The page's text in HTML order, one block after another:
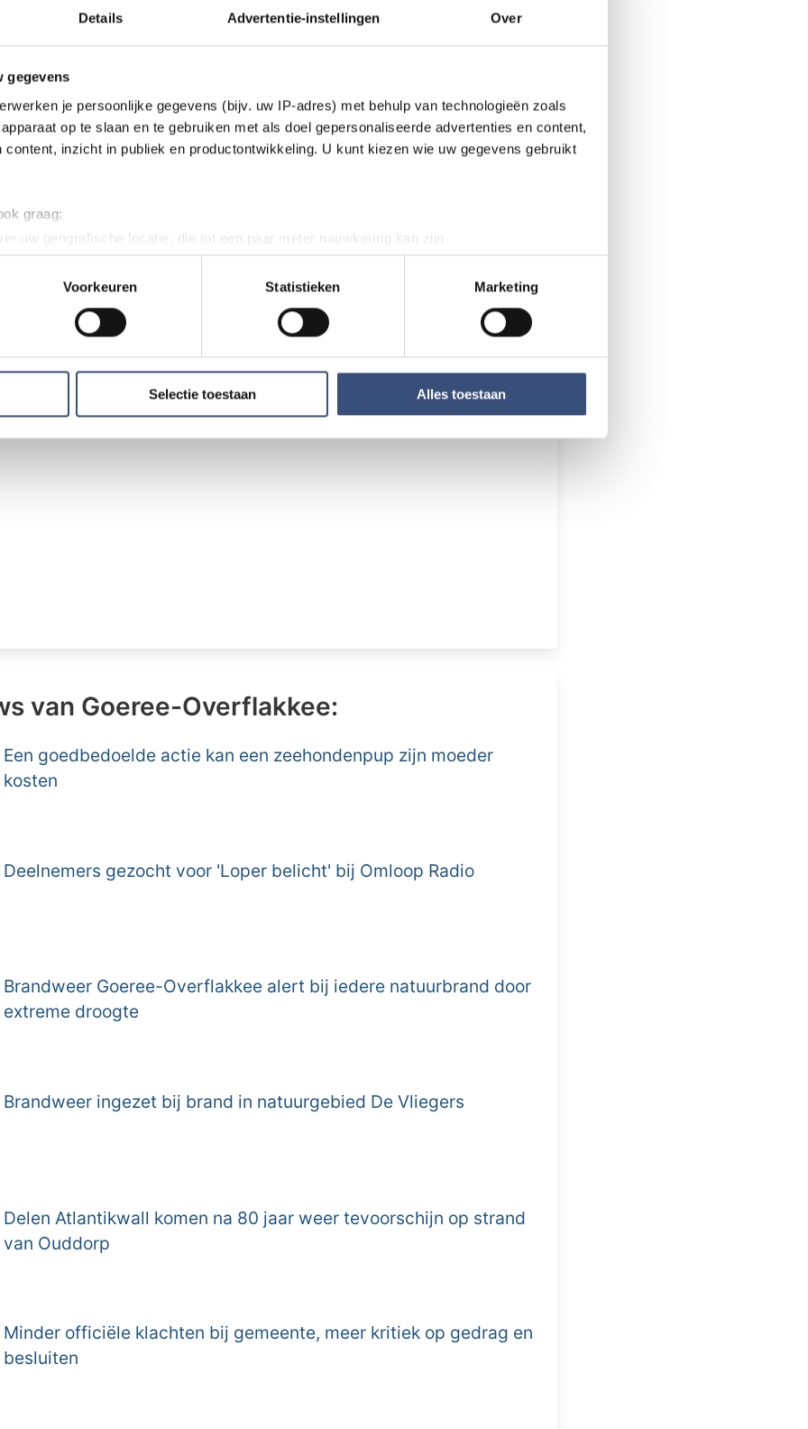
Details Advertentie-instellingen Over
gegevens
je persoonlijke gegevens (bijv. uw IP-adres) met behulp van technologieën zoals
op te slaan en te gebruiken met als doel gepersonaliseerde advertenties en content,
content, inzicht in publiek en productontwikkeling. U kunt kiezen wie uw gegevens gebruikt
graag:
uw geografische locatie, die tot een paar meter nauwkeurig kan zijn
door het actief te scannen op specifieke eigenschappen (fingerprinting)
gegevens worden verwerkt en stel uw voorkeuren in het
detailgedeeltein. U kunt uw
of intrekken in de Cookieverklaring.
Ook delen we informatie over uw gebruik van onze site met onze partners voor social
Deze partners kunnen deze gegevens combineren met andere informatie die u aan ze heeft
op basis van uw gebruik van hun services.
Voorkeuren Statistieken Marketing
Selectie toestaan Alles toestaan
ons? Of het nu gaat om een leuk verhaal, een opmerkelijk bericht, iets
682630
naar 0187-609512
over een advertentie?
dit artikel, werkt iets niet goed of kom je een advertentie tegen die niet
Omroep Archipel
van Goeree-Overflakkee:
Een goedbedoelde actie kan een zeehondenpup zijn moeder
kosten
Deelnemers gezocht voor 'Loper belicht' bij Omloop Radio
Brandweer Goeree-Overflakkee alert bij iedere natuurbrand door
extreme droogte
Brandweer ingezet bij brand in natuurgebied De Vliegers
Delen Atlantikwall komen na 80 jaar weer tevoorschijn op strand
van Ouddorp
Minder officiële klachten bij gemeente, meer kritiek op gedrag en
besluiten